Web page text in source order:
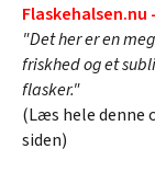
Flaskehalsen.nu
"Det her er en
friskhed og et
flasker."
(Læs hele denne
siden)